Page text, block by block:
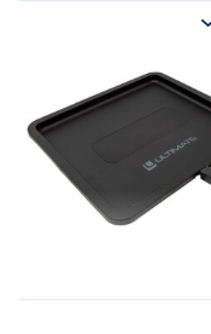
créez rapidement un
Spécifications :
Ultimate Hyperga Axis
- Station de pêche
- Poids : 9,3 kg
- Longueur des pieds :
- Dimensions : 64 × 42 ×